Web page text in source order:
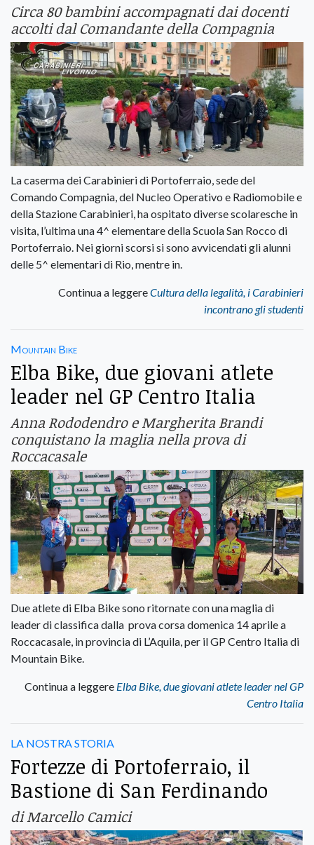
Circa 80 bambini accompagnati dai docenti
accolti dal Comandante della Compagnia
La caserma dei Carabinieri di Portoferraio, sede del
Comando Compagnia, del Nucleo Operativo e Radiomobile e
della Stazione Carabinieri, ha ospitato diverse scolaresche in
visita, l’ultima una 4^ elementare della Scuola San Rocco di
Portoferraio. Nei giorni scorsi si sono avvicendati gli alunni
delle 5^ elementari di Rio, mentre in.
Continua a leggereCultura della legalità, i Carabinieri
incontrano gli studenti
Mountain Bike
Elba Bike, due giovani atlete
leader nel GP Centro Italia
Anna Rododendro e Margherita Brandi
conquistano la maglia nella prova di
Roccacasale
Due atlete di Elba Bike sono ritornate con una maglia di
leader di classifica dalla prova corsa domenica 14 aprile a
Roccacasale, in provincia di L’Aquila, per il GP Centro Italia di
Mountain Bike.
Continua a leggere Elba Bike, due giovani atlete leader nel GP
Centro Italia
LA NOSTRA STORIA
Fortezze di Portoferraio, il
Bastione di San Ferdinando
di Marcello Camici